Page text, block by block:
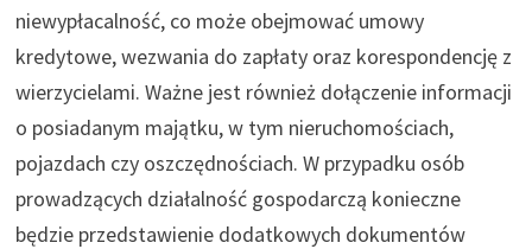
niewypłacalność, co może obejmować umowy
kredytowe, wezwania do zapłaty oraz korespondencję z
wierzycielami. Ważne jest również dołączenie informacji
o posiadanym majątku, w tym nieruchomościach,
pojazdach czy oszczędnościach. W przypadku osób
prowadzących działalność gospodarczą konieczne
będzie przedstawienie dodatkowych dokumentów